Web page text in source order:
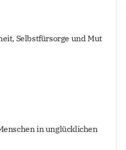
Selbstfürsorge und Mut
in unglücklichen